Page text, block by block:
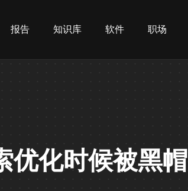
报告 知识库 软件 职场
优化时候被黑帽